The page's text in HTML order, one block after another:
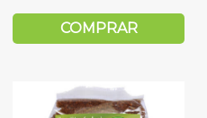
COMPRAR